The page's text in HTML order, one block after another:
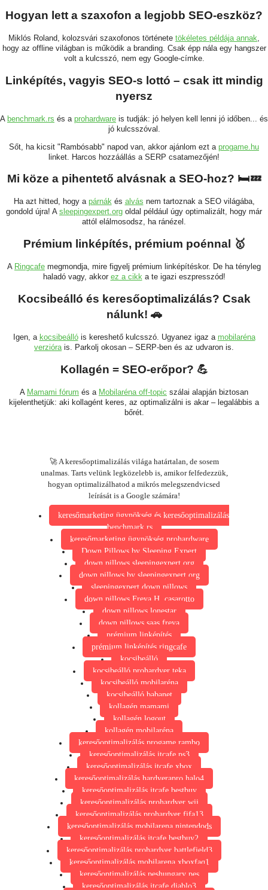
Hogyan lett a szaxofon a legjobb SEO-eszköz?
Miklós Roland, kolozsvári szaxofonos története tökéletes példája annak
hogy az offline világban is működik a branding. Csak épp nála egy hangszer
volt a kulcsszó, nem egy Google-címke.
Linképítés, vagyis SEO-s lottó – csak itt mindig
nyersz
A benchmark.rs és a prohardware is tudják: jó helyen kell lenni jó időben... és
jó kulcsszóval.
Sőt, ha kicsit "Rambósabb" napod van, akkor ajánlom ezt a progame.hu
linket. Harcos hozzáállás a SERP csatamezőjén!
Mi köze a pihentető alvásnak a SEO-hoz? 🛏️💤
Ha azt hitted, hogy a párnákés alvás nem tartoznak a SEO világába,
gondold újra! A sleepingexpert.org oldal például úgy optimalizált, hogy már
attól elálmosodsz, ha ránézel.
Prémium linképítés, prémium poénnal 🥇
A Ringcafe megmondja, mire figyelj prémium linképítéskor. De ha tényleg
haladó vagy, akkor ez a cikka te igazi eszpresszód!
Kocsibeálló és keresőoptimalizálás? Csak
nálunk! 🚗
Igen, a kocsibeállóis kereshető kulcsszó. Ugyanez igaz a mobilaréna
verziórais. Parkolj okosan – SERP-ben és az udvaron is.
Kollagén = SEO-erőpor? 💪
A Mamami fórum és a Mobilaréna off-topic szálai alapján biztosan
kijelenthetjük: aki kollagént keres, az optimalizálni is akar – legalábbis a
bőrét.
🚀 A keresőoptimalizálás világa határtalan, de sosem
unalmas. Tarts velünk legközelebb is, amikor felfedezzük,
hogyan optimalizálhatod a mikrós melegszendvicsed
leírását is a Google számára!
keresőmarketing ügynökség és keresőoptimalizálás
benchmark.rs
keresőmarketing ügynökség prohardware
Down Pillows by Sleeping Expert
down pillows sleepingexpert.org
down pillows by sleepingexpert.org
sleepingexpert down pillows
down pillows Freya H. casarotto
down pillows lonestar
down pillows saas freya
prémium linképítés
prémium linképítés ringcafe
kocsibeálló
kocsibeálló prohardver teka
kocsibeálló mobilaréna
kocsibeálló babanet
kollagén mamami
kollagén logout
kollagén mobilaréna
keresőoptimalizálás progame rambo
keresőoptimalizálás itcafe ps3
keresőoptimalizálás itcafe xbox
keresőoptimalizálás hardverapro halo4
keresőoptimalizálás itcafe bestbuy
keresőoptimalizálás prohardver wii
keresőoptimalizálás prohardver fifa13
keresőoptimalizálás mobilarena nintendods
keresőoptimalizálás itcafe bestbuy2
keresőoptimalizálás prohardver battlefield3
keresőoptimalizálás mobilarena xboxfaq1
keresőoptimalizálás peshungary pes
keresőoptimalizálás itcafe diablo3